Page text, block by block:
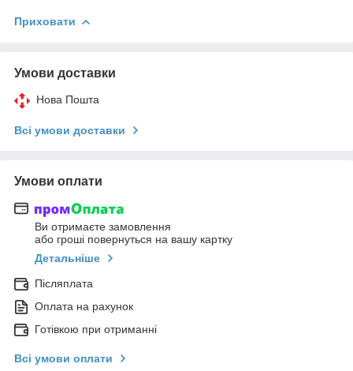
Приховати
Умови доставки
Нова Пошта
Всі умови доставки
Умови оплати
Ви отримаєте замовлення
або гроші повернуться на вашу картку
Детальніше
Післяплата
Оплата на рахунок
Готівкою при отриманні
Всі умови оплати